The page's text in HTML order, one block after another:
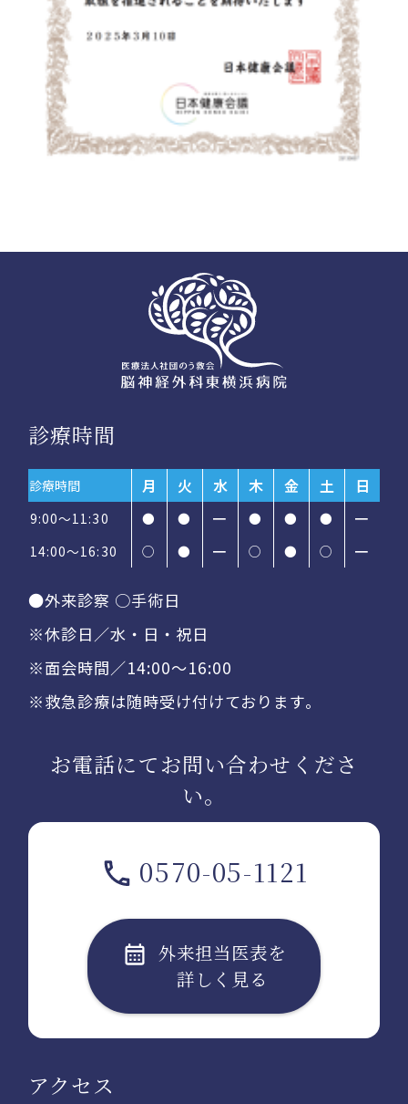
診療時間
診療時間 月 火 水 木 金 土 日
9:00～11:30 ● ● ━ ● ● ●
━
14:00〜16:30
○ ● ━ ○ ● ○ ━
●外来診察 ○手術日
※休診日／水・日・祝日
※面会時間／14:00〜16:00
※救急診療は随時受け付けております。
お電話にてお問い合わせくださ
い。
0570-05-1121
外来担当医表を
詳しく見る
アクセス